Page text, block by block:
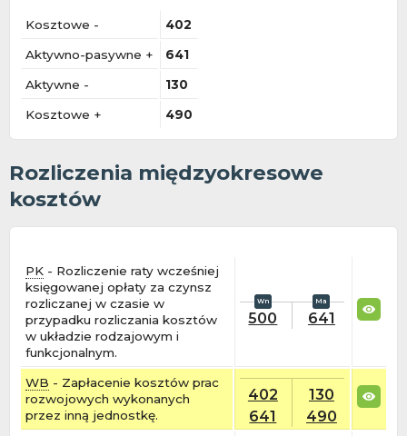
Kosztowe - 402
Aktywno-pasywne + 641
Aktywne - 130
Kosztowe + 490
Rozliczenia międzyokresowe
kosztów
PK - Rozliczenie raty wcześniej
księgowanej opłaty za czynsz
rozliczanej w czasie w
przypadku rozliczania kosztów
w układzie rodzajowym i
funkcjonalnym.
500 641
WB - Zapłacenie kosztów prac
rozwojowych wykonanych
przez inną jednostkę.
402
641
130
490